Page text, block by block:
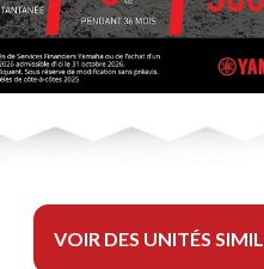
VOIR DES UNITÉS